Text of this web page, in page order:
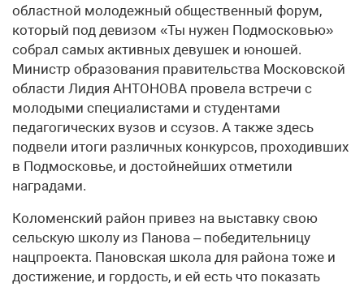
областной молодежный общественный форум,
который под девизом «Ты нужен Подмосковью»
собрал самых активных девушек и юношей.
Министр образования правительства Московской
области Лидия АНТОНОВА провела встречи с
молодыми специалистами и студентами
педагогических вузов и ссузов. А также здесь
подвели итоги различных конкурсов, проходивших
в Подмосковье, и достойнейших отметили
наградами.
Коломенский район привез на выставку свою
сельскую школу из Панова – победительницу
нацпроекта. Пановская школа для района тоже и
достижение, и гордость, и ей есть что показать